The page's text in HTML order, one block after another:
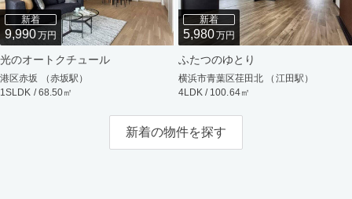
新着
9,990万円
光のオートクチュール
港区赤坂 （赤坂駅）
1SLDK / 68.50㎡
新着
5,980万円
ふたつのゆとり
横浜市青葉区荏田北 （江田駅）
4LDK / 100.64㎡
新着の物件を探す